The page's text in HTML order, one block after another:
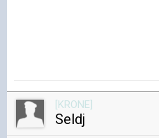
[KRONE]
Seldj